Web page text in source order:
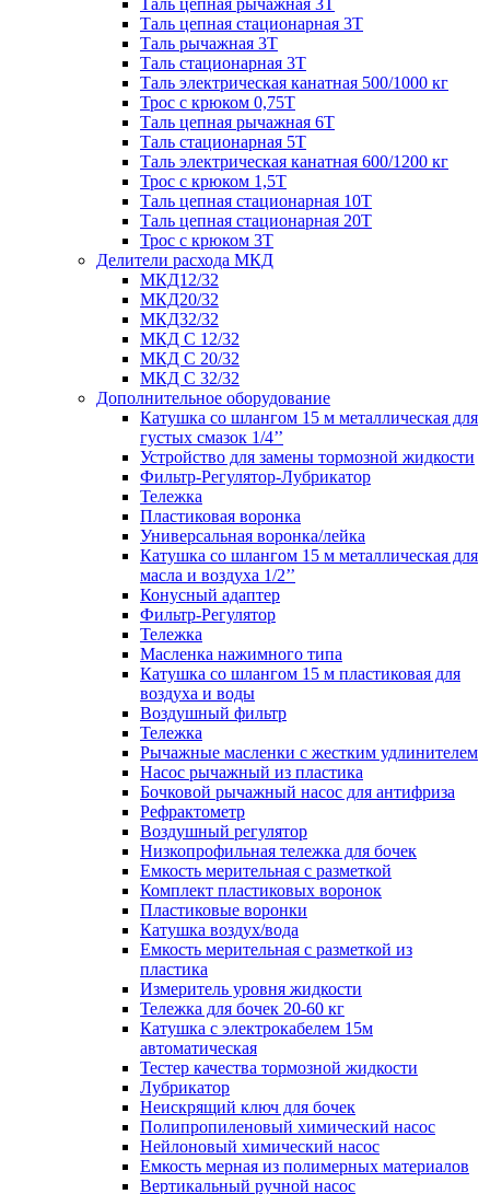
Таль цепная рычажная 3Т
Таль цепная стационарная 3Т
Таль рычажная 3Т
Таль стационарная 3Т
Таль электрическая канатная 500/1000 кг
Трос с крюком 0,75Т
Таль цепная рычажная 6Т
Таль стационарная 5Т
Таль электрическая канатная 600/1200 кг
Трос с крюком 1,5Т
Таль цепная стационарная 10Т
Таль цепная стационарная 20Т
Трос с крюком 3Т
Делители расхода МКД
МКД12/32
МКД20/32
МКД32/32
МКД С 12/32
МКД С 20/32
МКД С 32/32
Дополнительное оборудование
Катушка со шлангом 15 м металлическая для
густых смазок 1/4’’
Устройство для замены тормозной жидкости
Фильтр-Регулятор-Лубрикатор
Тележка
Пластиковая воронка
Универсальная воронка/лейка
Катушка со шлангом 15 м металлическая для
масла и воздуха 1/2’’
Конусный адаптер
Фильтр-Регулятор
Тележка
Масленка нажимного типа
Катушка со шлангом 15 м пластиковая для
воздуха и воды
Воздушный фильтр
Тележка
Рычажные масленки с жестким удлинителем
Насос рычажный из пластика
Бочковой рычажный насос для антифриза
Рефрактометр
Воздушный регулятор
Низкопрофильная тележка для бочек
Емкость мерительная с разметкой
Комплект пластиковых воронок
Пластиковые воронки
Катушка воздух/вода
Емкость мерительная с разметкой из
пластика
Измеритель уровня жидкости
Тележка для бочек 20-60 кг
Катушка с электрокабелем 15м
автоматическая
Тестер качества тормозной жидкости
Лубрикатор
Неискрящий ключ для бочек
Полипропиленовый химический насос
Нейлоновый химический насос
Емкость мерная из полимерных материалов
Вертикальный ручной насос